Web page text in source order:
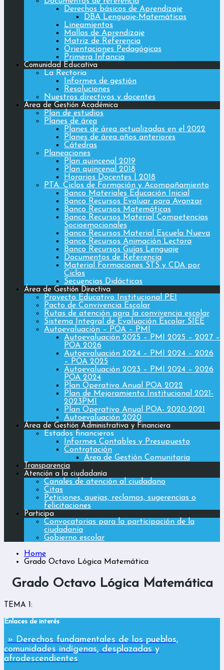
Derechos básicos de Aprendizaje
DBA Lenguaje-Matemáticas
Lineamientos
Mallas de Aprendizaje
Matriz de Referencia
Orientaciones Pedagógicas
Primera Infancia
Comunidad Educativa
La Rectoria
Informes de gestión
Resoluciones
Nuestros directivos y docentes
Área de Gestión Académica
Plan de estudios
Planes de área
Planes de área actualizadas en el 2022
Planes de área años anteriores
Cátedras
Planeaciones
Plan quincenal 2019
Plan quincenal 2018
Horarios Docentes | 2018
PTA. Ciclos de Formación y Acompañamiento
Banco Materiales Educación Inicial
Banco Recursos Evaluar para Avanzar
Banco Recursos Matemáticas
Banco Recursos Material Competencias
Socioemocionales
Banco Recursos Material Escuela Nueva
Banco Recursos Animación Lectora
Banco Recursos Guías Lenguaje
Documentos de Referencia
Material Formaciones STS y CDA por
Ciclos
Secuencias Didácticas
Área de Gestión Directiva
Proyecto Educativo Institucional PEI
Pacto de Convivencia Escolar
Rutas de atención para la convivencia escolar
Sistema Integral de Evaluación Escolar SIEE
Autoevaluación – POA – PMI
Autoevaluación 2025 – PMI 2025 – 2027 –
POA 2026
Autoevaluación 2024 – PMI 2024 – 2026
– POA 2025
Autoevaluación 2023 – PMI 2024 – 2026
POA 2024
Plan Operativo Anual POA 2022
Plan de Mejoramiento Institucional 2021-
2023PMI
Plan Operativo Anual POA- 2020-2021
Autoevaluación 2020
Área de Gestión Administrativa y Financiera
Estados financieros
Informes Contables y Presupuesto
Contratación
Área de Gestión Comunitaria
Transparencia
Atención a la ciudadanía
Canales de atención al ciudadano
Citas
Peticiones, quejas, reclamos, sugerencias o
felicitaciones
Participa
Convocatorias para la participación de la
ciudadanía
Gobierno escolar
Home
Grado Octavo Lógica Matemática
Grado Octavo Lógica Matemática
TEMA 1:
Enlaces de interés
» Derechos fundamentales de los pueblos,
comunidades indígenas, desplazadas y
afrodescendientes